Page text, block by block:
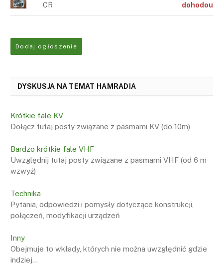
CR dohodou
Dodaj ogłoszenie
DYSKUSJA NA TEMAT HAMRADIA
Krótkie fale KV
Dołącz tutaj posty związane z pasmami KV (do 10m)
Bardzo krótkie fale VHF
Uwzględnij tutaj posty związane z pasmami VHF (od 6 m
wzwyż)
Technika
Pytania, odpowiedzi i pomysły dotyczące konstrukcji,
połączeń, modyfikacji urządzeń
Inny
Obejmuje to wkłady, których nie można uwzględnić gdzie
indziej...